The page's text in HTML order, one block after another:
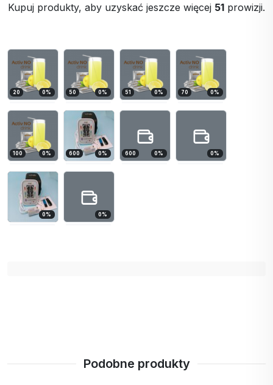
Kupuj produkty, aby uzyskać jeszcze więcej 51 prowizji.
20 0% 50 0% 51 0% 70 0%
100 0% 600 0% 600 0% 0%
0% 0%
Podobne produkty